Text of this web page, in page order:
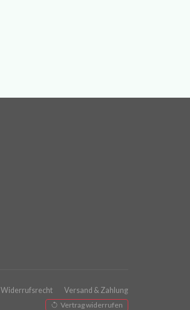
Widerrufsrecht
Versand & Zahlung
Vertrag widerrufen